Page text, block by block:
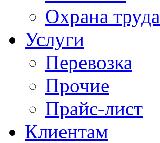
Охрана труда
Услуги
Перевозка
Прочие
Прайс-лист
Клиентам